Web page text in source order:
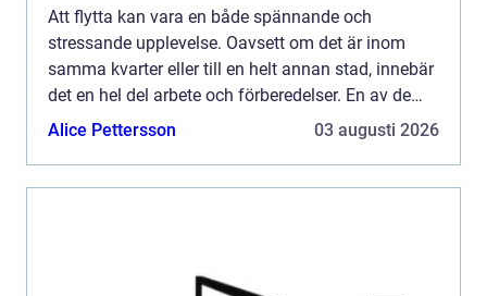
Att flytta kan vara en både spännande och
stressande upplevelse. Oavsett om det är inom
samma kvarter eller till en helt annan stad, innebär
det en hel del arbete och förberedelser. En av de
oftast förbisedda men kritis...
Alice Pettersson 03 augusti 2026